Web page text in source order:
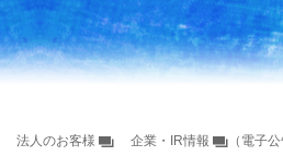
法人のお客様 企業・IR情報 （電子公